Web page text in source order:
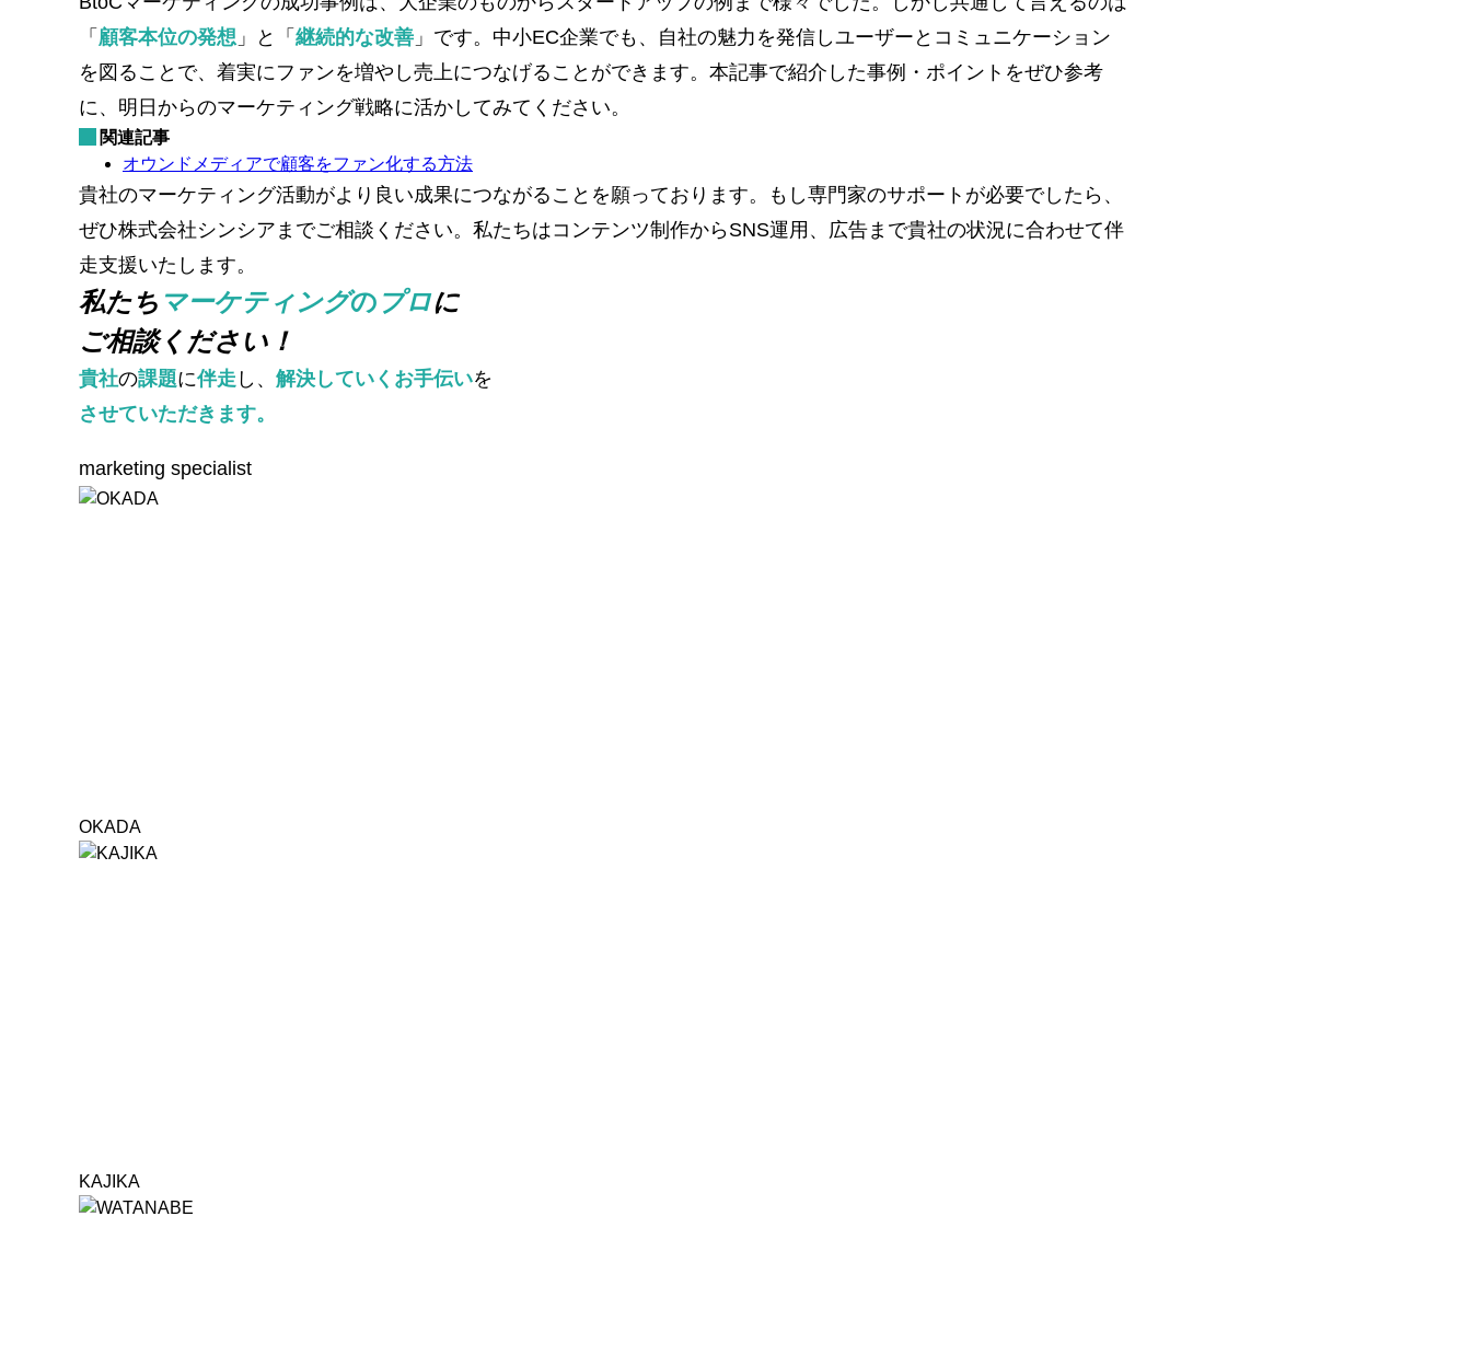
「 顧客本位の発想 」と「 継続的な改善 」です。中小EC企業でも、自社の魅力を発信しユーザーとコミュニケーション
を図ることで、着実にファンを増やし売上につなげることができます。本記事で紹介した事例・ポイントをぜひ参考
に、明日からのマーケティング戦略に活かしてみてください。
関連記事
オウンドメディアで顧客をファン化する方法
貴社のマーケティング活動がより良い成果につながることを願っております。もし専門家のサポートが必要でしたら、
ぜひ株式会社シンシアまでご相談ください。私たちはコンテンツ制作からSNS運用、広告まで貴社の状況に合わせて伴
走支援いたします。
私たち マーケティングの プロに
ご相談ください！
貴社の課題に伴走 し、 解決していくお手伝いを
させていただきます。
marketing specialist
OKADA
KAJIKA